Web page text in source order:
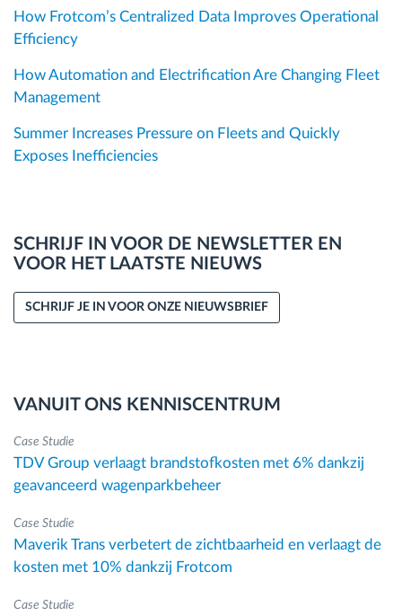
How Frotcom’s Centralized Data Improves Operational
Efficiency
How Automation and Electrification Are Changing Fleet
Management
Summer Increases Pressure on Fleets and Quickly
Exposes Inefficiencies
SCHRIJF IN VOOR DE NEWSLETTER EN
VOOR HET LAATSTE NIEUWS
SCHRIJF JE IN VOOR ONZE NIEUWSBRIEF
VANUIT ONS KENNISCENTRUM
Case Studie
TDV Group verlaagt brandstofkosten met 6% dankzij
geavanceerd wagenparkbeheer
Case Studie
Maverik Trans verbetert de zichtbaarheid en verlaagt de
kosten met 10% dankzij Frotcom
Case Studie